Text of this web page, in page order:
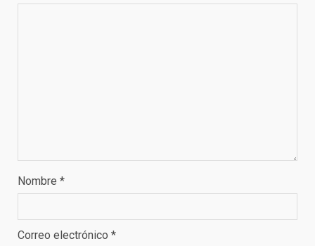
Nombre *
Correo electrónico *